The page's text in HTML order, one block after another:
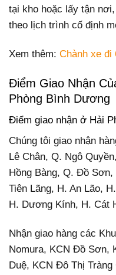
tại kho hoặc lấy tận
theo lịch trình cố định
Xem thêm: Chành xe đi
Điểm Giao Nhận
Phòng Bình Dương
Điểm giao nhận ở Hải
Chúng tôi giao nhận
Lê Chân, Q. Ngô
Hồng Bàng, Q. Đồ
Tiên Lãng, H. An Lão,
H. Dương Kính, H. Cát
Nhận giao hàng các
Nomura, KCN Đồ Sơn,
Duệ, KCN Đô Thị